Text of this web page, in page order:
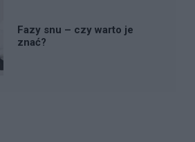
Fazy snu – czy warto je
znać?